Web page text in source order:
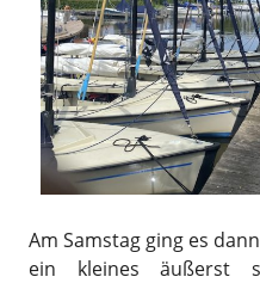
Am Samstag ging es
ein kleines äußerst